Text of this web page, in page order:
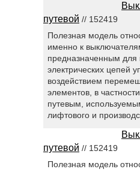
путевой // 152419
Полезная модель
именно к
предназначенным для
электрических цепей
воздействием
элементов, в
путевым,
лифтового и
путевой // 152419
Полезная модель